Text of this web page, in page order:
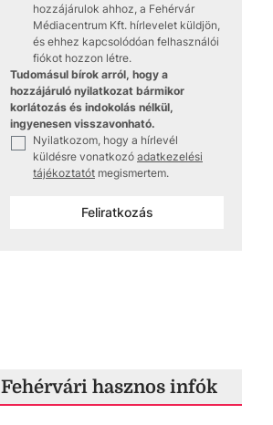
hozzájárulok ahhoz, a Fehérvár
Médiacentrum Kft. hírlevelet küldjön,
és ehhez kapcsolódóan felhasználói
fiókot hozzon létre.
Tudomásul bírok arról, hogy a
hozzájáruló nyilatkozat bármikor
korlátozás és indokolás nélkül,
ingyenesen visszavonható.
✓
Nyilatkozom, hogy a hírlevél
küldésre vonatkozó adatkezelési
tájékoztatót megismertem.
Feliratkozás
Fehérvári hasznos infók